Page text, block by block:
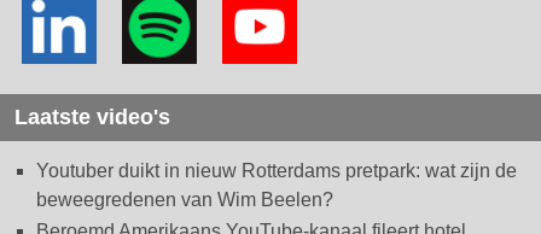
Laatste video's
Youtuber duikt in nieuw Rotterdams pretpark: wat zijn de
beweegredenen van Wim Beelen?